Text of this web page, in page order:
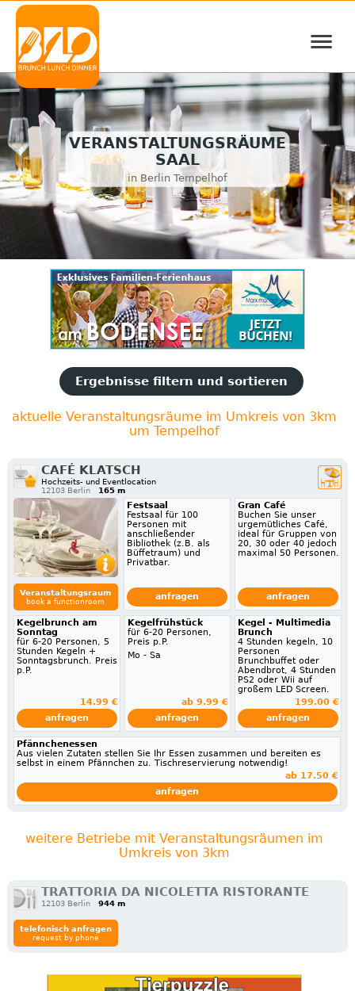
≡
VERANSTALTUNGSRÄUME
SAAL
in Berlin Tempelhof
Ergebnisse filtern und sortieren
aktuelle Veranstaltungsräume im Umkreis von 3km
um Tempelhof
CAFÉ KLATSCH
Hochzeits- und Eventlocation
12103 Berlin
165 m
Veranstaltungsraum
book a functionroom
Festsaal
Festsaal für 100
Personen mit
anschließender
Bibliothek (z.B. als
Büffetraum) und
Privatbar.
anfragen
Gran Café
Buchen Sie unser
urgemütliches Café,
ideal für Gruppen von
20, 30 oder 40 jedoch
maximal 50 Personen.
anfragen
Kegelbrunch am
Sonntag
für 6-20 Personen, 5
Stunden Kegeln +
Sonntagsbrunch. Preis
p.P.
14.99 €
anfragen
Kegelfrühstück
für 6-20 Personen,
Preis p.P.
Mo - Sa
ab 9.99 €
anfragen
Kegel - Multimedia
Brunch
4 Stunden kegeln, 10
Personen
Brunchbuffet oder
Abendbrot, 4 Stunden
PS2 oder Wii auf
großem LED Screen.
199.00 €
anfragen
Pfännchenessen
Aus vielen Zutaten stellen Sie Ihr Essen zusammen und bereiten es
selbst in einem Pfännchen zu. Tischreservierung notwendig!
ab 17.50 €
anfragen
weitere Betriebe mit Veranstaltungsräumen im
Umkreis von 3km
TRATTORIA DA NICOLETTA RISTORANTE
12103 Berlin 944 m
telefonisch anfragen
request by phone